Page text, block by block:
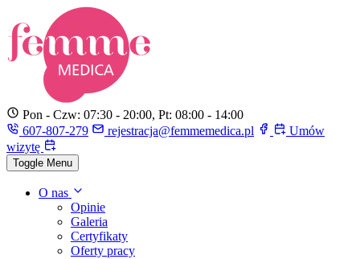
Pon - Czw: 07:30 - 20:00, Pt: 08:00 - 14:00
607-807-279
rejestracja@femmemedica.pl
Umów
wizytę
Toggle Menu
O nas
Opinie
Galeria
Certyfikaty
Oferty pracy